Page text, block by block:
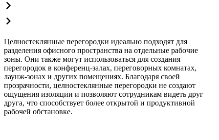
Целностеклянные перегородки идеально подходят для
разделения офисного пространства на отдельные рабочие
зоны. Они также могут использоваться для создания
перегородок в конференц-залах, переговорных комнатах,
лаунж-зонах и других помещениях. Благодаря своей
прозрачности, целностеклянные перегородки не создают
ощущения изоляции и позволяют сотрудникам видеть друг
друга, что способствует более открытой и продуктивной
рабочей обстановке.